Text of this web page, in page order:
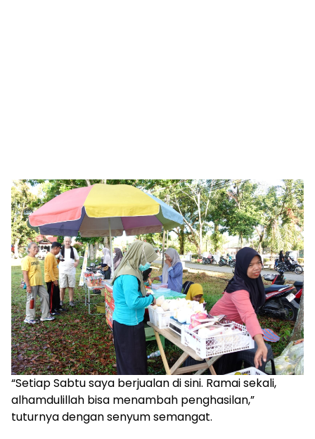
“Setiap Sabtu saya berjualan di sini. Ramai sekali,
alhamdulillah bisa menambah penghasilan,”
tuturnya dengan senyum semangat.